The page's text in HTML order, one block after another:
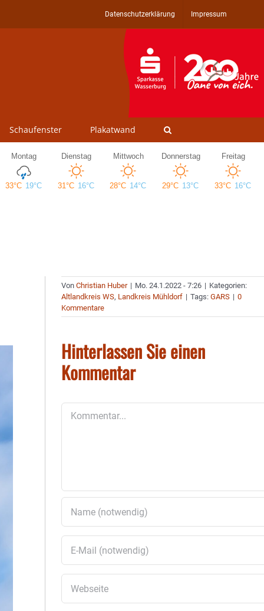
Datenschutzerklärung Impressum
Schaufenster Plakatwand
VonChristian Huber | Mo. 24.1.2022 - 7:26 | Kategorien:
Altlandkreis WS, Landkreis Mühldorf | Tags:GARS | 0
Kommentare
Hinterlassen Sie einen
Kommentar